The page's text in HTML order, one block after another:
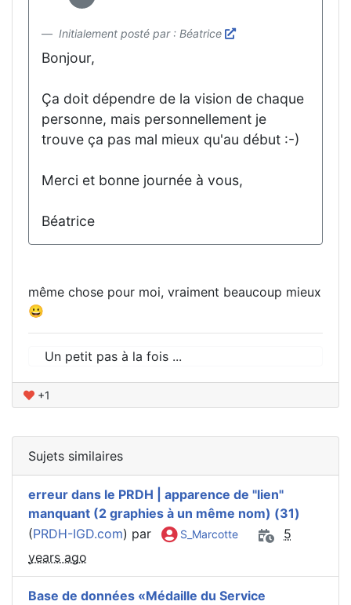
Initialement posté par : Béatrice
Bonjour,
Ça doit dépendre de la vision de chaque
personne, mais personnellement je
trouve ça pas mal mieux qu'au début :-)
Merci et bonne journée à vous,
Béatrice
même chose pour moi, vraiment beaucoup mieux
😀
Un petit pas à la fois ...
+1
Sujets similaires
erreur dans le PRDH | apparence de "lien"
manquant (2 graphies à un même nom) (31)
(PRDH-IGD.com) par S_Marcotte
5
years ago
Base de données «Médaille du Service